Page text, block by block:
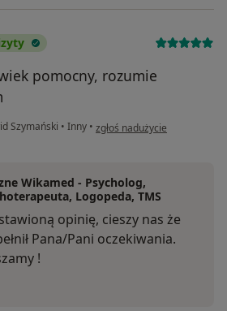
pomocny, rozumie
Szymański • Inny • w opinii użytkownika A
zgłoś nadużycie
Wikamed - Psycholog,
Logopeda, TMS
opinię, cieszy nas że
Pana/Pani oczekiwania.
!